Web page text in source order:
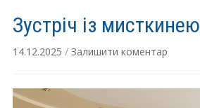
Зустріч із мисткинею
14.12.2025 / Залишити коментар